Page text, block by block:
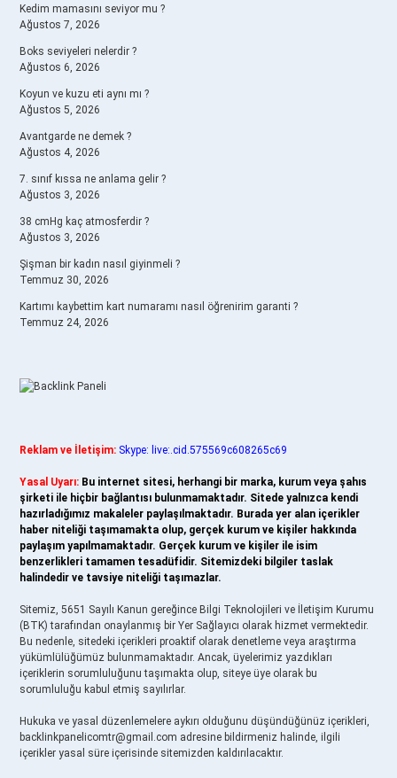
Kedim mamasını seviyor mu ?
Ağustos 7, 2026
Boks seviyeleri nelerdir ?
Ağustos 6, 2026
Koyun ve kuzu eti aynı mı ?
Ağustos 5, 2026
Avantgarde ne demek ?
Ağustos 4, 2026
7. sınıf kıssa ne anlama gelir ?
Ağustos 3, 2026
38 cmHg kaç atmosferdir ?
Ağustos 3, 2026
Şişman bir kadın nasıl giyinmeli ?
Temmuz 30, 2026
Kartımı kaybettim kart numaramı nasıl öğrenirim garanti ?
Temmuz 24, 2026
Reklam ve İletişim: Skype: live:.cid.575569c608265c69
Yasal Uyarı: Bu internet sitesi, herhangi bir marka, kurum veya şahıs
şirketi ile hiçbir bağlantısı bulunmamaktadır. Sitede yalnızca kendi
hazırladığımız makaleler paylaşılmaktadır. Burada yer alan içerikler
haber niteliği taşımamakta olup, gerçek kurum ve kişiler hakkında
paylaşım yapılmamaktadır. Gerçek kurum ve kişiler ile isim
benzerlikleri tamamen tesadüfidir. Sitemizdeki bilgiler taslak
halindedir ve tavsiye niteliği taşımazlar.
Sitemiz, 5651 Sayılı Kanun gereğince Bilgi Teknolojileri ve İletişim Kurumu
(BTK) tarafından onaylanmış bir Yer Sağlayıcı olarak hizmet vermektedir.
Bu nedenle, sitedeki içerikleri proaktif olarak denetleme veya araştırma
yükümlülüğümüz bulunmamaktadır. Ancak, üyelerimiz yazdıkları
içeriklerin sorumluluğunu taşımakta olup, siteye üye olarak bu
sorumluluğu kabul etmiş sayılırlar.
Hukuka ve yasal düzenlemelere aykırı olduğunu düşündüğünüz içerikleri,
backlinkpanelicomtr@gmail.com adresine bildirmeniz halinde, ilgili
içerikler yasal süre içerisinde sitemizden kaldırılacaktır.